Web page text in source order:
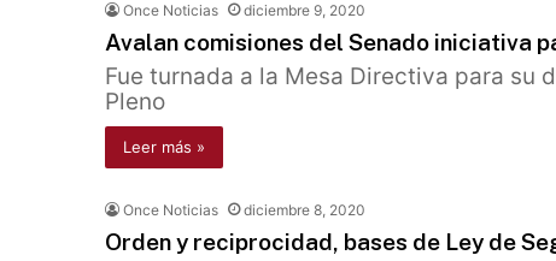
Once Noticias diciembre 9, 2020
Avalan comisiones del Senado iniciativa
Fue turnada a la Mesa Directiva para su
Pleno
Leer más »
Once Noticias diciembre 8, 2020
Orden y reciprocidad, bases de Ley de